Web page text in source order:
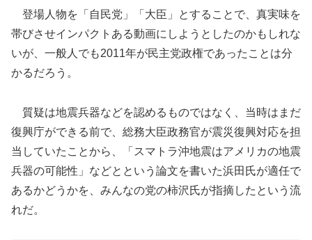
登場人物を「自民党」「大臣」とすることで、真実味を
帯びさせインパクトある動画にしようとしたのかもしれな
いが、一般人でも2011年が民主党政権であったことは分
かるだろう。
質疑は地震兵器などを認めるものではなく、当時はまだ
復興庁ができる前で、総務大臣政務官が震災復興対応を担
当していたことから、「スマトラ沖地震はアメリカの地震
兵器の可能性」などとという論文を書いた浜田氏が適任で
あるかどうかを、みんなの党の柿沢氏が指摘したという流
れだ。